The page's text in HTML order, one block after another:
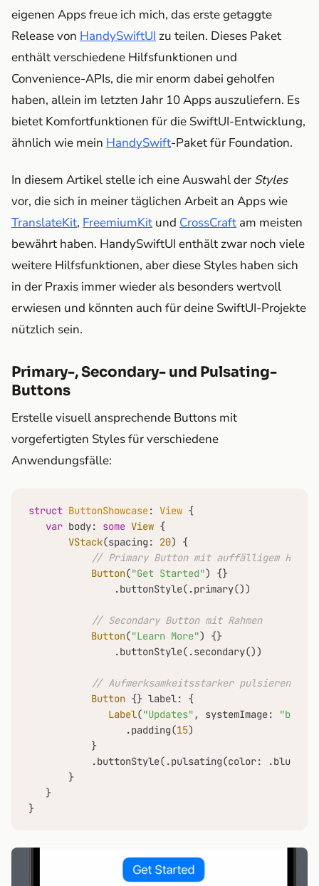
eigenen Apps freue ich mich, das erste getaggte
Release von HandySwiftUI zu teilen. Dieses Paket
enthält verschiedene Hilfsfunktionen und
Convenience-APIs, die mir enorm dabei geholfen
haben, allein im letzten Jahr 10 Apps auszuliefern. Es
bietet Komfortfunktionen für die SwiftUI-Entwicklung,
ähnlich wie mein HandySwift-Paket für Foundation.
In diesem Artikel stelle ich eine Auswahl der Styles
vor, die sich in meiner täglichen Arbeit an Apps wie
TranslateKit, FreemiumKit und CrossCraft am meisten
bewährt haben. HandySwiftUI enthält zwar noch viele
weitere Hilfsfunktionen, aber diese Styles haben sich
in der Praxis immer wieder als besonders wertvoll
erwiesen und könnten auch für deine SwiftUI-Projekte
nützlich sein.
Primary-, Secondary- und Pulsating-
Buttons
Erstelle visuell ansprechende Buttons mit
vorgefertigten Styles für verschiedene
Anwendungsfälle:
struct ButtonShowcase: View {
var body: some View {
VStack(spacing: 20) {
// Primary Button mit auffälligem
Button("Get Started") {}
               .buttonStyle(.primary())
// Secondary Button mit Rahmen
Button("Learn More") {}
               .buttonStyle(.secondary())
// Aufmerksamkeitsstarker pulsierender
Button {} label: {
Label("Updates" , systemImage:
                 .padding(
15)
           }
.buttonStyle(.pulsating(color: .blue,
       }
   }
}